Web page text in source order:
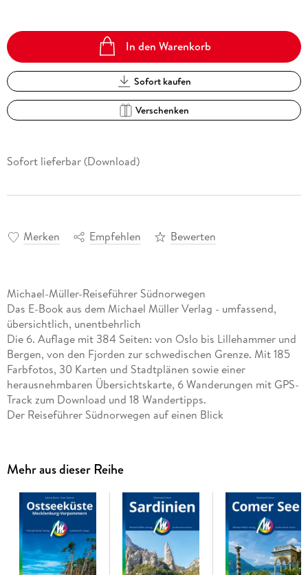
In den Warenkorb
Sofort kaufen
Verschenken
Sofort lieferbar (Download)
Merken Empfehlen Bewerten
Michael-Müller-Reiseführer Südnorwegen
Das E-Book aus dem Michael Müller Verlag - umfassend,
übersichtlich, unentbehrlich
Die 6. Auflage mit 384 Seiten: von Oslo bis Lillehammer und
Bergen, von den Fjorden zur schwedischen Grenze. Mit 185
Farbfotos, 30 Karten und Stadtplänen sowie einer
herausnehmbaren Übersichtskarte, 6 Wanderungen mit GPS-
Track zum Download und 18 Wandertipps.
Der Reiseführer Südnorwegen auf einen Blick
Olympia-Ort Lillehammer, die Telemark und die
Hardangervidda . . .
Sightseeing und Outdoor-Urlaub: Edvards Munchs »Schrei«,
Stabkirchen und Wikinger, Wasserfälle, der Preikestolen,
Sonnenbaden auf den Schären, die weltberühmte Flåmsbana
. . . - der Reiseführer zeigt, was sich lohnt, wo die schönste
Route verläuft und was man bei Regen macht.
Mehr aus dieser Reihe